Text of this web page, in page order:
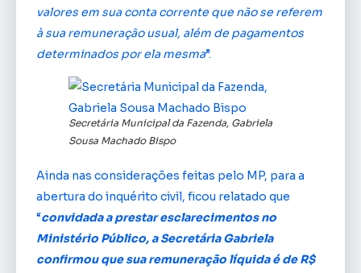
valores em sua conta corrente que não se referem
à sua remuneração usual, além de pagamentos
determinados por ela mesma”.
Secretária Municipal da Fazenda, Gabriela
Sousa Machado Bispo
Ainda nas considerações feitas pelo MP, para a
abertura do inquérito civil, ficou relatado que
“convidada a prestar esclarecimentos no
Ministério Público, a Secretária Gabriela
confirmou que sua remuneração líquida é de R$